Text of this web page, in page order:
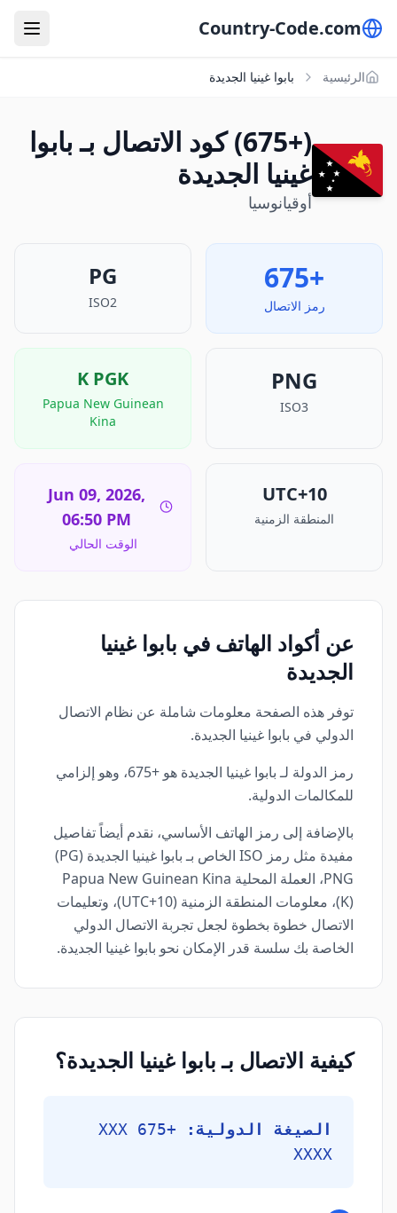
Country-Code.com
الرئيسية بابوا غينيا الجديدة
(+675) كود الاتصال بـ بابوا
غينيا الجديدة
أوقيانوسيا
+675
رمز الاتصال
PG
ISO2
PNG
ISO3
K PGK
Papua New Guinean
Kina
UTC+10
المنطقة الزمنية
Jun 09, 2026,
06:50 PM
الوقت الحالي
عن أكواد الهاتف في بابوا غينيا
الجديدة
توفر هذه الصفحة معلومات شاملة عن نظام الاتصال
الدولي في بابوا غينيا الجديدة.
رمز الدولة لـ بابوا غينيا الجديدة هو +675، وهو إلزامي
للمكالمات الدولية.
بالإضافة إلى رمز الهاتف الأساسي، نقدم أيضاً تفاصيل
مفيدة مثل رمز ISO الخاص بـ بابوا غينيا الجديدة (PG)
PNG، العملة المحلية Papua New Guinean Kina
(K)، معلومات المنطقة الزمنية (UTC+10)، وتعليمات
الاتصال خطوة بخطوة لجعل تجربة الاتصال الدولي
الخاصة بك سلسة قدر الإمكان نحو بابوا غينيا الجديدة.
كيفية الاتصال بـ بابوا غينيا الجديدة؟
الصيغة الدولية:
+675 XXX
XXXX